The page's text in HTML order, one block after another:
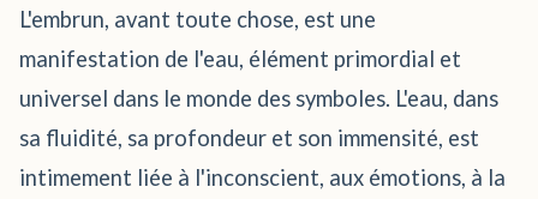
L'embrun, avant toute chose, est une
manifestation de l'eau, élément primordial et
universel dans le monde des symboles. L'eau, dans
sa fluidité, sa profondeur et son immensité, est
intimement liée à l'inconscient, aux émotions, à la